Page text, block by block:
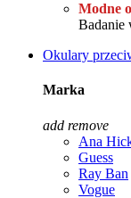
Modne
Badanie
Okulary
Marka
add remove
Ana
Guess
Ray Ban
Vogue